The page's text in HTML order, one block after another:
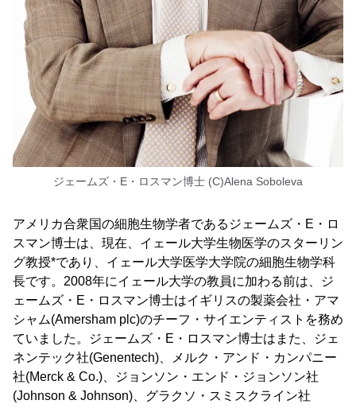
ジェームズ・E・ロスマン博士 (C)Alena Soboleva
アメリカ合衆国の細胞生物学者であるジェームズ・E・ロ
スマン博士は、現在、イェール大学生物医学のスターリン
グ教授*であり、イェール大学医学大学院の細胞生物学科
長です。2008年にイェール大学の教員に加わる前は、ジ
ェームズ・E・ロスマン博士はイギリスの製薬会社・アマ
シャム(Amersham plc)のチーフ・サイエンティストを務め
ていました。ジェームズ・E・ロスマン博士はまた、ジェ
ネンテック社(Genentech)、メルク・アンド・カンパニー
社(Merck & Co.)、ジョンソン・エンド・ジョンソン社
(Johnson & Johnson)、グラクソ・スミスクライン社